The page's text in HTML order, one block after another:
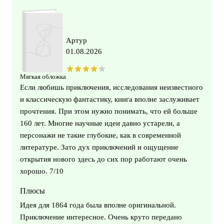
Мягкая обложка
Артур
01.08.2026
Если любишь приключения, исследования неизвестного
и классическую фантастику, книга вполне заслуживает
прочтения. При этом нужно понимать, что ей больше
160 лет. Многие научные идеи давно устарели, а
персонажи не такие глубокие, как в современной
литературе. Зато дух приключений и ощущение
открытия нового здесь до сих пор работают очень
хорошо. 7/10
Плюсы
Идея для 1864 года была вполне оригинальной.
Приключение интересное. Очень круто передано